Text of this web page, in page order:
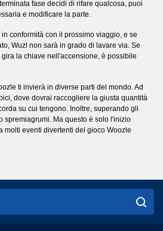
fase decidi di rifare qualcosa, puoi
e modificare la parte.
conformità con il prossimo viaggio, e se
Wuzl non sarà in grado di lavare via. Se
la chiave nell'accensione, è possibile
ti invierà in diverse parti del mondo. Ad
dove dovrai raccogliere la giusta quantità
su cui tengono. Inoltre, superando gli
spremiagrumi. Ma questo è solo l'inizio
molti eventi divertenti del gioco Woozle